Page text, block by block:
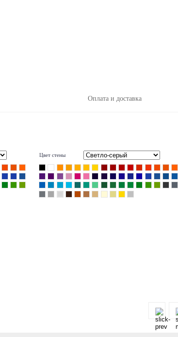
Оплата и доставка
Цвет стены